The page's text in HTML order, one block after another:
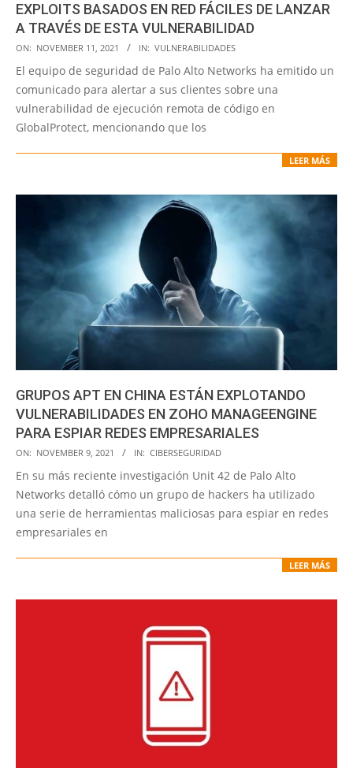
EXPLOITS BASADOS EN RED FÁCILES DE LANZAR
A TRAVÉS DE ESTA VULNERABILIDAD
2021-
11-
11
ON: NOVEMBER 11, 2021 IN: VULNERABILIDADES
El equipo de seguridad de Palo Alto Networks ha emitido un
comunicado para alertar a sus clientes sobre una
vulnerabilidad de ejecución remota de código en
GlobalProtect, mencionando que los
LEER MÁS
GRUPOS APT EN CHINA ESTÁN EXPLOTANDO
VULNERABILIDADES EN ZOHO MANAGEENGINE
PARA ESPIAR REDES EMPRESARIALES
2021-
11-
09
ON: NOVEMBER 9, 2021 IN: CIBERSEGURIDAD
En su más reciente investigación Unit 42 de Palo Alto
Networks detalló cómo un grupo de hackers ha utilizado
una serie de herramientas maliciosas para espiar en redes
empresariales en
LEER MÁS